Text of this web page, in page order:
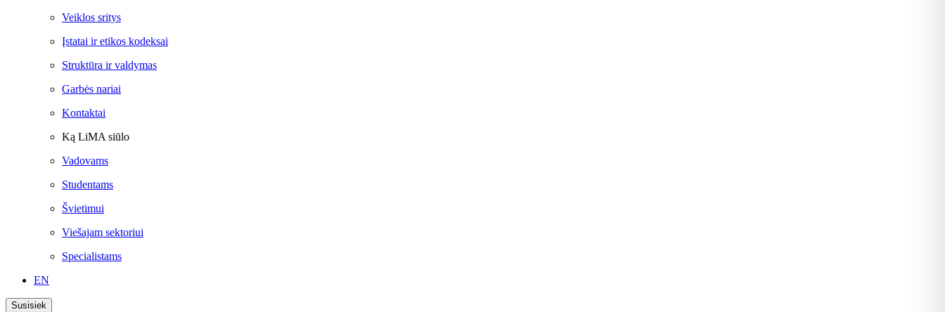
Veiklos sritys
Įstatai ir etikos kodeksai
Struktūra ir valdymas
Garbės nariai
Kontaktai
Ką LiMA siūlo
Vadovams
Studentams
Švietimui
Viešajam sektoriui
Specialistams
EN
Susisiek